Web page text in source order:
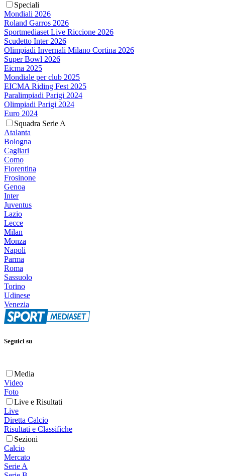
Speciali
Mondiali 2026
Roland Garros 2026
Sportmediaset Live Riccione 2026
Scudetto Inter 2026
Olimpiadi Invernali Milano Cortina 2026
Super Bowl 2026
Eicma 2025
Mondiale per club 2025
EICMA Riding Fest 2025
Paralimpiadi Parigi 2024
Olimpiadi Parigi 2024
Euro 2024
Squadra Serie A
Atalanta
Bologna
Cagliari
Como
Fiorentina
Frosinone
Genoa
Inter
Juventus
Lazio
Lecce
Milan
Monza
Napoli
Parma
Roma
Sassuolo
Torino
Udinese
Venezia
Seguici su
Media
Video
Foto
Live e Risultati
Live
Diretta Calcio
Risultati e Classifiche
Sezioni
Calcio
Mercato
Serie A